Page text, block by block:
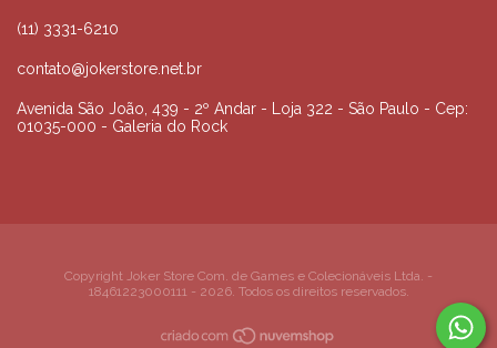
(11) 3331-6210
contato@jokerstore.net.br
Avenida São João, 439 - 2º Andar - Loja 322 - São Paulo - Cep:
01035-000 - Galeria do Rock
Copyright Joker Store Com. de Games e Colecionáveis Ltda. -
18461223000111 - 2026. Todos os direitos reservados.